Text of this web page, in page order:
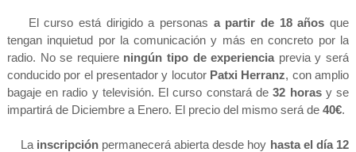
El curso está dirigido a personas a partir de 18 años que
tengan inquietud por la comunicación y más en concreto por la
radio. No se requiere ningún tipo de experienciaprevia y será
conducido por el presentador y locutor Patxi Herranz, con amplio
bagaje en radio y televisión. El curso constará de32 horasy se
impartirá de Diciembre a Enero. El precio del mismo será de 40€.
La inscripciónpermanecerá abierta desde hoy hasta el día 12